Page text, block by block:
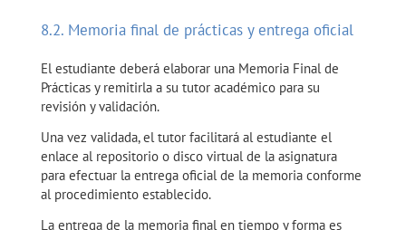
8.2. Memoria final de prácticas y entrega oficial
El estudiante deberá elaborar una Memoria Final de
Prácticas y remitirla a su tutor académico para su
revisión y validación.
Una vez validada, el tutor facilitará al estudiante el
enlace al repositorio o disco virtual de la asignatura
para efectuar la entrega oficial de la memoria conforme
al procedimiento establecido.
La entrega de la memoria final en tiempo y forma es